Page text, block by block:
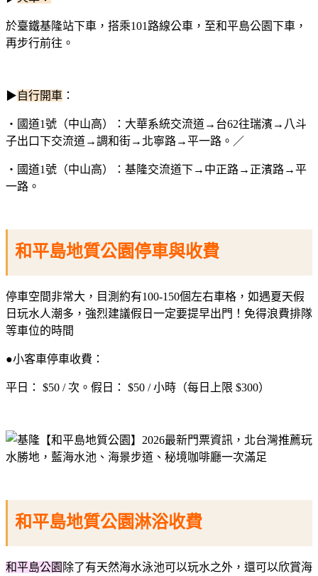
於臺鐵基隆站下車，搭乘101路線公車，至和平島公園下車，
再步行前往。
▶自行開車 ：
‧國道1號（中山高）：大華系統交流道→台62往瑞濱→八斗
子出口下交流道→調和街→北寧路→平一路。／
‧國道1號（中山高）：基隆交流道下→中正路→正濱路→平
一路。
和平島地質公園停車與收費
停車空間非常大，目測約有100-150個左右車格，如遇夏天假
日玩水人潮多，強烈建議假日一定要提早出門！免得浪費排隊
等車位的時間
●小客車停車收費：
平日： $50 / 次。假日： $50 / 小時（每日上限 $300）
和平島地質公園淋浴收費
和平島公園 除了有天然海水泳池可以玩水之外，還可以欣賞海